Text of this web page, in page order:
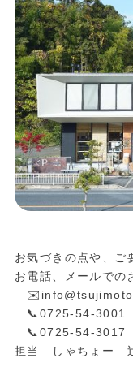
お気づきの点や、ご
お電話、メールでの
📞0725-54-3001
📞0725-54-3017
担当 しゃちょー